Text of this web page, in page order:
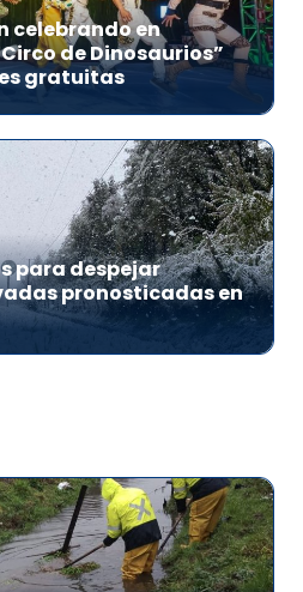
celebrando en
de Dinosaurios”
gratuitas
para despejar
pronosticadas en